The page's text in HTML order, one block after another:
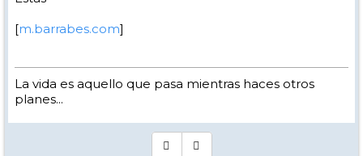
[m.barrabes.com]
La vida es aquello que pasa mientras haces otros
planes...